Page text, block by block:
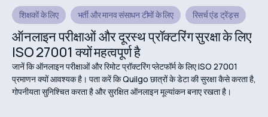
शिक्षकों के लिए भर्ती और मानव संसाधन टीमों के लिए रिसर्च एंड ट्रेंड्स
ऑनलाइन परीक्षाओं और दूरस्थ प्रॉक्टरिंग सुरक्षा के लिए
ISO 27001 क्यों महत्वपूर्ण है
जानें कि ऑनलाइन परीक्षाओं और रिमोट प्रॉक्टरिंग प्लेटफॉर्म के लिए ISO 27001
प्रमाणन क्यों आवश्यक है। पता करें कि Quilgo छात्रों के डेटा की सुरक्षा कैसे करता है,
गोपनीयता सुनिश्चित करता है और सुरक्षित ऑनलाइन मूल्यांकन बनाए रखता है।